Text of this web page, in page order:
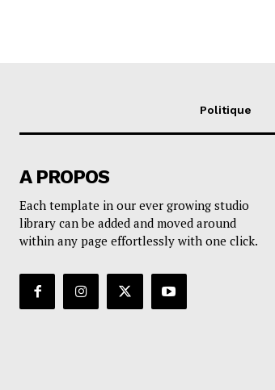
Politique
A PROPOS
Each template in our ever growing studio
library can be added and moved around
within any page effortlessly with one click.